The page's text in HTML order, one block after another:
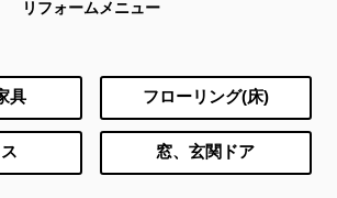
リフォームメニュー
具 フローリング(床)
窓、玄関ドア